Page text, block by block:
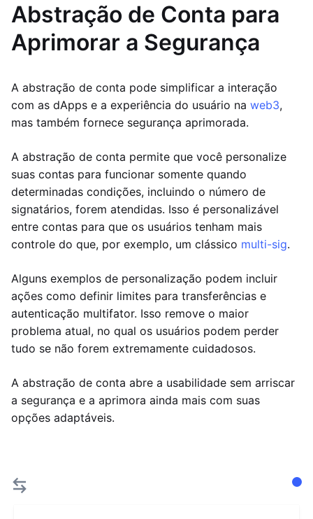
Abstração de Conta para
Aprimorar a Segurança
A abstração de conta pode simplificar a interação
com as dApps e a experiência do usuário na web3,
mas também fornece segurança aprimorada.
A abstração de conta permite que você personalize
suas contas para funcionar somente quando
determinadas condições, incluindo o número de
signatários, forem atendidas. Isso é personalizável
entre contas para que os usuários tenham mais
controle do que, por exemplo, um clássico multi-sig.
Alguns exemplos de personalização podem incluir
ações como definir limites para transferências e
autenticação multifator. Isso remove o maior
problema atual, no qual os usuários podem perder
tudo se não forem extremamente cuidadosos.
A abstração de conta abre a usabilidade sem arriscar
a segurança e a aprimora ainda mais com suas
opções adaptáveis.